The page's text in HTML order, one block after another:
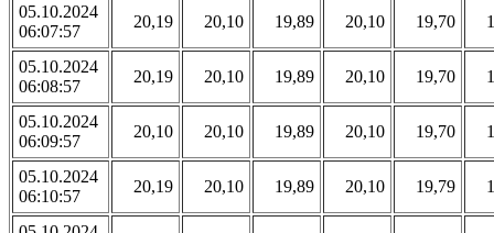
05.10.2024
06:07:57
20,19 20,10 19,89 20,10 19,70
05.10.2024
06:08:57
20,19 20,10 19,89 20,10 19,70
05.10.2024
06:09:57
20,10 20,10 19,89 20,10 19,70
05.10.2024
06:10:57
20,19 20,10 19,89 20,10 19,79